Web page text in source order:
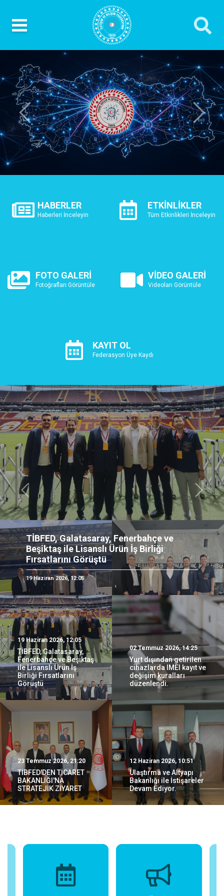
Önceki Sonraki
HABERLER
Haberleri İnceleyin
ETKİNLİKLER
Tüm Etkinlikleri İnceleyin
FOTO GALERİ
Fotoğrafları Görüntüle
VİDEO GALERİ
Videoları Görüntüle
KAYIT OL
Federasyon Üye Kaydı
ve
Yurt dışından getirilen
kayıt ve değişim kuralları
02 Temmuz 2026, 14:25
Önceki Sonraki
19 Haziran 2026, 12:05
TİBFED, Galatasaray,
Fenerbahçe ve Beşiktaş
ile Lisanslı Ürün İş
Birliği Fırsatlarını
Görüştü
02 Temmuz 2026, 14:25
Yurt dışından getirilen
cihazlarda IMEI kayıt ve
değişim kuralları
düzenlendi.
23 Temmuz 2026, 21:20
TİBFED'DEN TİCARET
BAKANLIĞI'NA
STRATEJİK ZİYARET
12 Haziran 2026, 10:51
Ulaştırma ve Altyapı
Bakanlığı ile İstişareler
Devam Ediyor.